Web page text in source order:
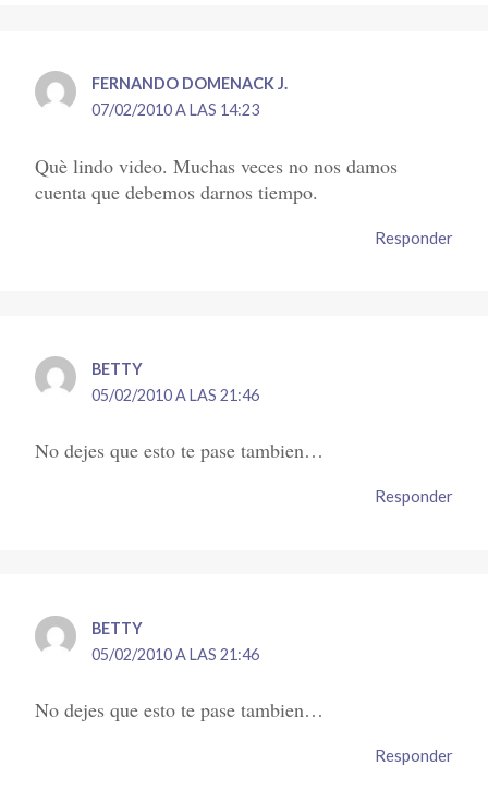
FERNANDO DOMENACK J.
07/02/2010 A LAS 14:23
Què lindo video. Muchas veces no nos damos
cuenta que debemos darnos tiempo.
Responder
BETTY
05/02/2010 A LAS 21:46
No dejes que esto te pase tambien…
Responder
BETTY
05/02/2010 A LAS 21:46
No dejes que esto te pase tambien…
Responder